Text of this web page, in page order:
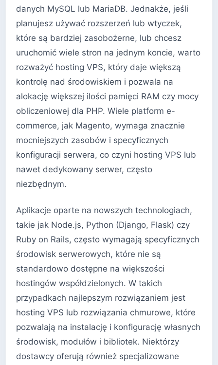
danych MySQL lub MariaDB. Jednakże, jeśli
planujesz używać rozszerzeń lub wtyczek,
które są bardziej zasobożerne, lub chcesz
uruchomić wiele stron na jednym koncie, warto
rozważyć hosting VPS, który daje większą
kontrolę nad środowiskiem i pozwala na
alokację większej ilości pamięci RAM czy mocy
obliczeniowej dla PHP. Wiele platform e-
commerce, jak Magento, wymaga znacznie
mocniejszych zasobów i specyficznych
konfiguracji serwera, co czyni hosting VPS lub
nawet dedykowany serwer, często
niezbędnym.
Aplikacje oparte na nowszych technologiach,
takie jak Node.js, Python (Django, Flask) czy
Ruby on Rails, często wymagają specyficznych
środowisk serwerowych, które nie są
standardowo dostępne na większości
hostingów współdzielonych. W takich
przypadkach najlepszym rozwiązaniem jest
hosting VPS lub rozwiązania chmurowe, które
pozwalają na instalację i konfigurację własnych
środowisk, modułów i bibliotek. Niektórzy
dostawcy oferują również specjalizowane